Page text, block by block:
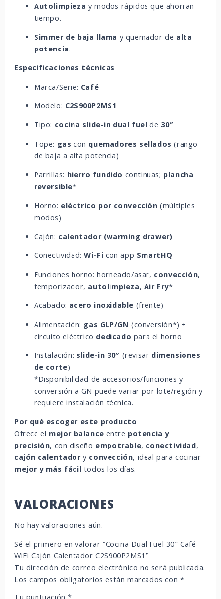
Autolimpieza y modos rápidos que ahorran
tiempo.
Simmer de baja llama y quemador de alta
potencia.
Especificaciones técnicas
Marca/Serie: Café
Modelo: C2S900P2MS1
Tipo: cocina slide-in dual fuel de 30″
Tope: gas con quemadores sellados (rango
de baja a alta potencia)
Parrillas: hierro fundido continuas; plancha
reversible*
Horno: eléctrico por convección (múltiples
modos)
Cajón: calentador (warming drawer)
Conectividad:Wi-Fi con app SmartHQ
Funciones horno: horneado/asar, convección,
temporizador, autolimpieza, Air Fry*
Acabado: acero inoxidable (frente)
Alimentación: gas GLP/GN (conversión*) +
circuito eléctrico dedicado para el horno
Instalación: slide-in 30″ (revisar dimensiones
de corte)
*Disponibilidad de accesorios/funciones y
conversión a GN puede variar por lote/región y
requiere instalación técnica.
Por qué escoger este producto
Ofrece el mejor balance entre potencia y
precisión, con diseño empotrable, conectividad,
cajón calentadory convección, ideal para cocinar
mejor y más fácil todos los días.
VALORACIONES
No hay valoraciones aún.
Sé el primero en valorar “Cocina Dual Fuel 30″ Café
WiFi Cajón Calentador C2S900P2MS1”
Tu dirección de correo electrónico no será publicada.
Los campos obligatorios están marcados con *
Tu puntuación*